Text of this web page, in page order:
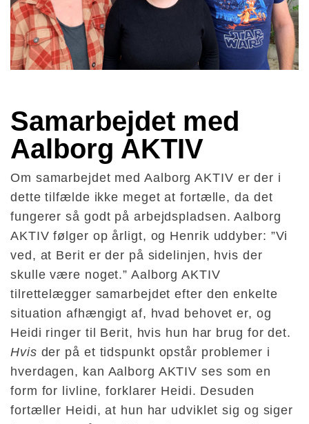
Samarbejdet med
Aalborg AKTIV
Om samarbejdet med Aalborg AKTIV er der i
dette tilfælde ikke meget at fortælle, da det
fungerer så godt på arbejdspladsen. Aalborg
AKTIV følger op årligt, og Henrik uddyber: ”Vi
ved, at Berit er der på sidelinjen, hvis der
skulle være noget.” Aalborg AKTIV
tilrettelægger samarbejdet efter den enkelte
situation afhængigt af, hvad behovet er, og
Heidi ringer til Berit, hvis hun har brug for det.
Hvis der på et tidspunkt opstår problemer i
hverdagen, kan Aalborg AKTIV ses som en
form for livline, forklarer Heidi. Desuden
fortæller Heidi, at hun har udviklet sig og siger